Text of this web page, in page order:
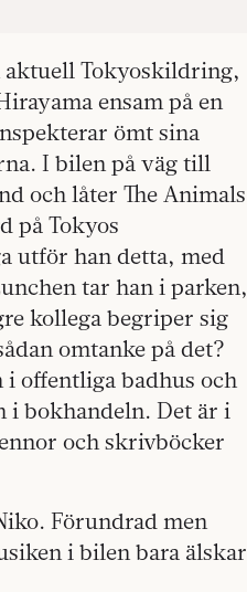
aktuell Tokyoskildring,
ensam på en
ömt sina
I bilen på väg till
och låter The Animals
på Tokyos
utför han detta, med
tar han i parken,
kollega begriper sig
omtanke på det?
offentliga badhus och
i bokhandeln. Det är i
och skrivböcker
Förundrad men
i bilen bara älskar